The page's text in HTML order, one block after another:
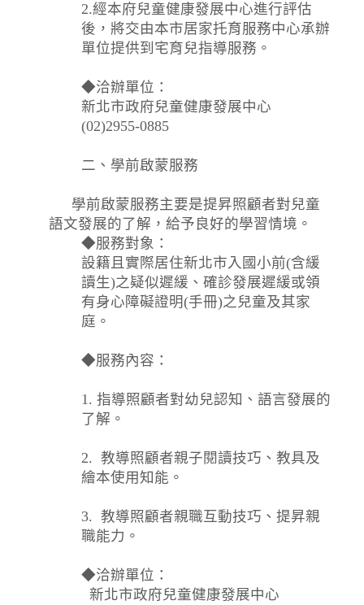
2.經本府兒童健康發展中心進行評估
後，將交由本市居家托育服務中心承辦
單位提供到宅育兒指導服務。
◆洽辦單位：
新北市政府兒童健康發展中心
(02)2955-0885
二、學前啟蒙服務
學前啟蒙服務主要是提昇照顧者對兒童
語文發展的了解，給予良好的學習情境。
◆服務對象：
設籍且實際居住新北市入國小前(含緩
讀生)之疑似遲緩、確診發展遲緩或領
有身心障礙證明(手冊)之兒童及其家
庭。
◆服務內容：
1. 指導照顧者對幼兒認知、語言發展的
了解。
2. 教導照顧者親子閱讀技巧、教具及
繪本使用知能。
3. 教導照顧者親職互動技巧、提昇親
職能力。
◆洽辦單位：
新北市政府兒童健康發展中心